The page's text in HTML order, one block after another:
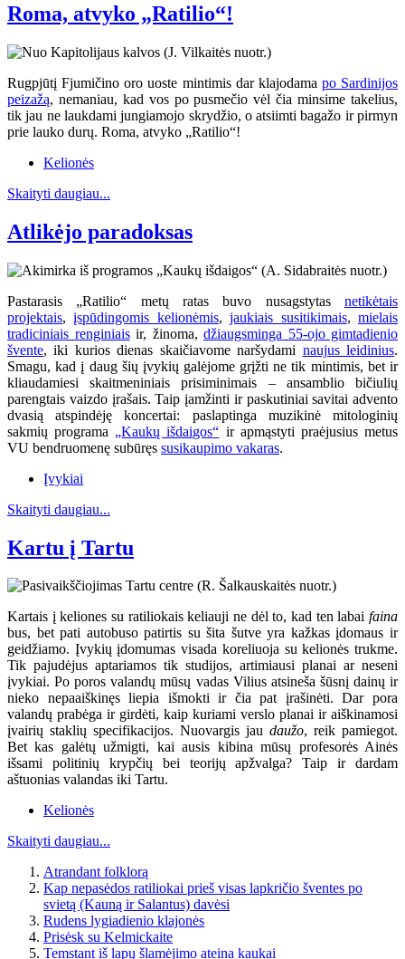
Roma, atvyko „Ratilio“!
Rugpjūtį Fjumičino oro uoste mintimis dar klajodama po Sardinijos
peizažą, nemaniau, kad vos po pusmečio vėl čia minsime takelius,
tik jau ne laukdami jungiamojo skrydžio, o atsiimti bagažo ir pirmyn
prie lauko durų. Roma, atvyko „Ratilio“!
Kelionės
Skaityti daugiau...
Atlikėjo paradoksas
Pastarasis „Ratilio“ metų ratas buvo nusagstytas netikėtais
projektais,įspūdingomis kelionėmis,jaukiais susitikimais,mielais
tradiciniais renginiaisir, žinoma, džiaugsminga 55-ojo gimtadienio
švente, iki kurios dienas skaičiavome naršydami naujus leidinius.
Smagu, kad į daug šių įvykių galėjome grįžti ne tik mintimis, bet ir
kliaudamiesi skaitmeniniais prisiminimais – ansamblio bičiulių
parengtais vaizdo įrašais. Taip įamžinti ir paskutiniai savitai advento
dvasią atspindėję koncertai: paslaptinga muzikinė mitologinių
sakmių programa „Kaukų išdaigos“ ir apmąstyti praėjusius metus
VU bendruomenę subūręs susikaupimo vakaras.
Įvykiai
Skaityti daugiau...
Kartu į Tartu
Kartais į keliones su ratiliokais keliauji ne dėl to, kad ten labai faina
bus, bet pati autobuso patirtis su šita šutve yra kažkas įdomaus ir
geidžiamo. Įvykių įdomumas visada koreliuoja su kelionės trukme.
Tik pajudėjus aptariamos tik studijos, artimiausi planai ar neseni
įvykiai. Po poros valandų mūsų vadas Vilius atsineša šūsnį dainų ir
nieko nepaaiškinęs liepia išmokti ir čia pat įrašinėti. Dar pora
valandų prabėga ir girdėti, kaip kuriami verslo planai ir aiškinamosi
įvairių staklių specifikacijos. Nuovargis jau daužo, reik pamiegot.
Bet kas galėtų užmigti, kai ausis kibina mūsų profesorės Ainės
išsami politinių krypčių bei teorijų apžvalga? Taip ir dardam
aštuonias valandas iki Tartu.
Kelionės
Skaityti daugiau...
Atrandant folklorą
Kap nepasėdos ratiliokai prieš visas lapkričio šventes po
svietą (Kauną ir Salantus) davėsi
Rudens lygiadienio klajonės
Prisėsk su Kelmickaite
Temstant iš lapų šlamėjimo ateina kaukai